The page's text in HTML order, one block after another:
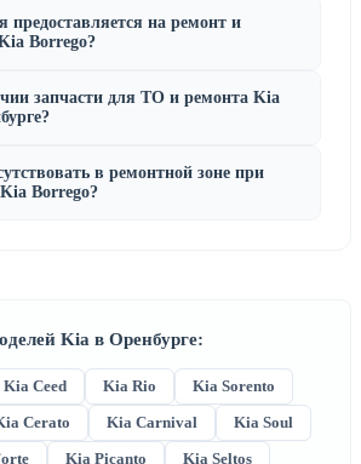
предоставляется на ремонт и
Borrego?
запчасти для ТО и ремонта Kia
в ремонтной зоне при
Borrego?
Kia в Оренбурге:
Kia Ceed Kia Rio
Kia Sorento
Cerato Kia Carnival
Kia Soul
Kia Picanto Kia Seltos